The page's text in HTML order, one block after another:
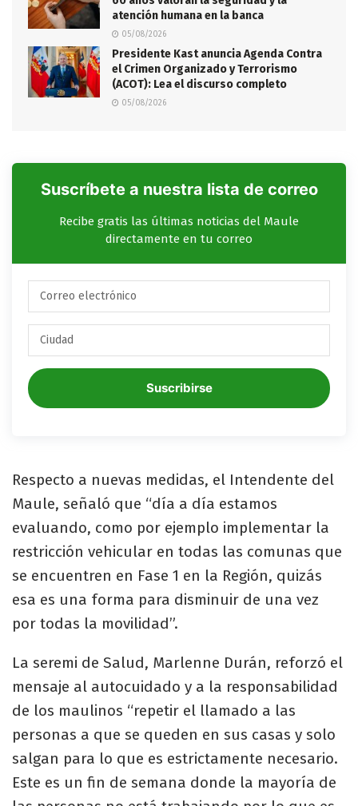
atención humana en la banca
05/08/2026
Presidente Kast anuncia Agenda Contra
el Crimen Organizado y Terrorismo
(ACOT): Lea el discurso completo
05/08/2026
Suscríbete a nuestra lista de correo
Recibe gratis las últimas noticias del Maule
directamente en tu correo
Suscribirse
Respecto a nuevas medidas, el Intendente del
Maule, señaló que “día a día estamos
evaluando, como por ejemplo implementar la
restricción vehicular en todas las comunas que
se encuentren en Fase 1 en la Región, quizás
esa es una forma para disminuir de una vez
por todas la movilidad”.
La seremi de Salud, Marlenne Durán, reforzó el
mensaje al autocuidado y a la responsabilidad
de los maulinos “repetir el llamado a las
personas a que se queden en sus casas y solo
salgan para lo que es estrictamente necesario.
Este es un fin de semana donde la mayoría de